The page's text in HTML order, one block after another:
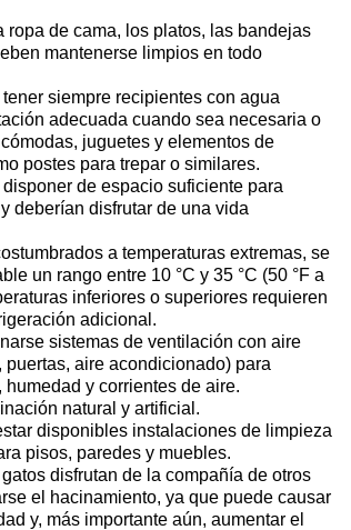
ropa de cama, los platos, las bandejas
mantenerse limpios en todo
siempre recipientes con agua
adecuada cuando sea necesaria o
juguetes y elementos de
postes para trepar o similares.
de espacio suficiente para
deberían disfrutar de una vida
a temperaturas extremas, se
un rango entre 10 °C y 35 °C (50 °F a
inferiores o superiores requieren
adicional.
sistemas de ventilación con aire
puertas, aire acondicionado) para
humedad y corrientes de aire.
natural y artificial.
disponibles instalaciones de limpieza
pisos, paredes y muebles.
disfrutan de la compañía de otros
el hacinamiento, ya que puede causar
y, más importante aún, aumentar el